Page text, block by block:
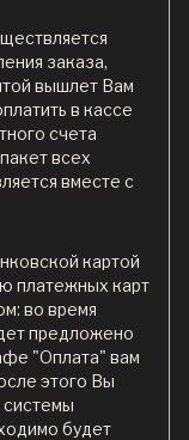
заказа,
вышлет Вам
в кассе
счета
всех
вместе с
картой
платежных карт
во время
предложено
"Оплата" вам
этого Вы
системы
будет